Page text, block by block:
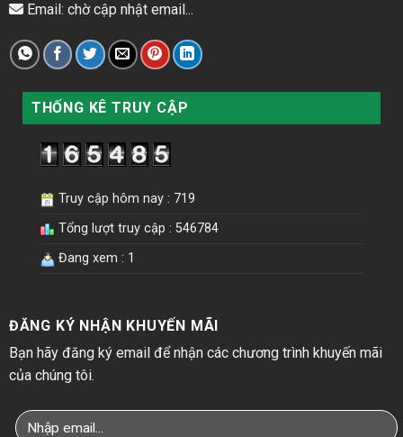
Email: chờ cập nhật email...
THỐNG KÊ TRUY CẬP
Truy cập hôm nay : 719
Tổng lượt truy cập : 546784
Đang xem : 1
ĐĂNG KÝ NHẬN KHUYẾN MÃI
Bạn hãy đăng ký email để nhận các chương trình khuyến mãi
của chúng tôi.